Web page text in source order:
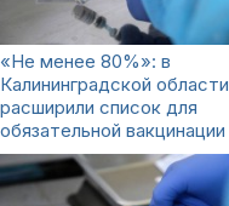
«Не менее 80%»: в
Калининградской области
расширили список для
обязательной вакцинации